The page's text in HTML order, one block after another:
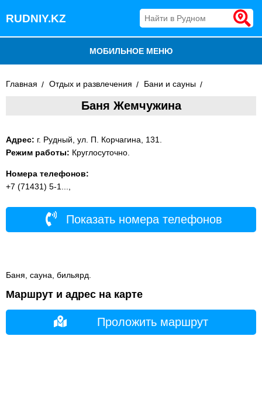
RUDNIY.KZ
МОБИЛЬНОЕ МЕНЮ
ВСЕ ОРГАНИЗАЦИИ
Главная Отдых и развлечения Бани и сауны
Баня Жемчужина
Адрес: г. Рудный, ул. П. Корчагина, 131.
Режим работы: Круглосуточно.
Номера телефонов:
+7 (71431) 5-1...,
Показать номера телефонов
Баня, сауна, бильярд.
Маршрут и адрес на карте
Проложить маршрут